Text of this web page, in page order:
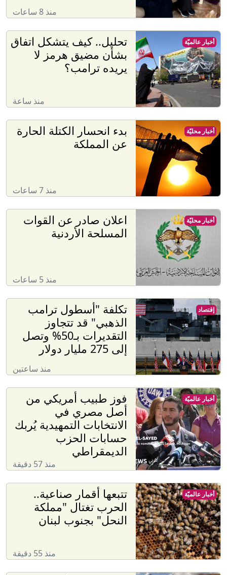
منذ 8 ساعات
تحليل.. كيف يتشكل اتفاق
بشأن مضيق هرمز لا
يريده ترامب؟
منذ ساعة
أخبار عالميّة
بدء انحسار الكتلة الحارة
عن المملكة
منذ 7 ساعات
أخبار محليّة
اعلان صادر عن القوات
المسلحة الأردنية
منذ 5 ساعات
أخبار محليّة
تكلفة "أسطول ترامب
الذهبي" قد تتجاوز
التقديرات بـ50% وتصل
إلى 275 مليار دولار
منذ ساعتين
إقتصاد
فوز طبيب أمريكي من
أصل مصري في
الانتخابات التمهيدية يُربك
حسابات الحزب
الديمقراطي
منذ 57 دقيقة
أخبار عالميّة
تتبعها أقمار صناعية..
الحرب تغتال "مملكة
النحل" بجنوب لبنان
منذ 55 دقيقة
أخبار عالميّة